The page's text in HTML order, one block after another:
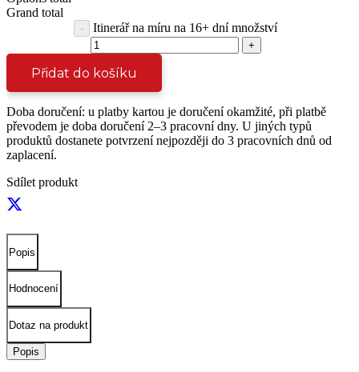
Grand total
Itinerář na míru na 16+ dní množství
Přidat do košíku
Doba doručení: u platby kartou je doručení okamžité, při platbě
převodem je doba doručení 2–3 pracovní dny. U jiných typů
produktů dostanete potvrzení nejpozději do 3 pracovních dnů od
zaplacení.
Sdílet produkt
Popis
Hodnocení
Dotaz na produkt
Popis